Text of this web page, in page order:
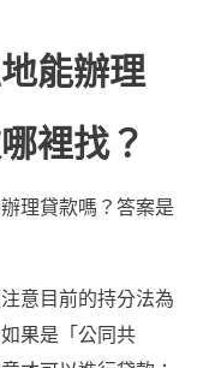
能辦理
裡找？
理貸款嗎？答案是
意目前的持分法為
果是「公同共